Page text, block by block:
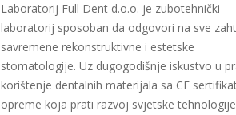
Laboratorij Full Dent d.o.o. je zubotehnički
laboratorij sposoban da odgovori na sve
savremene rekonstruktivne i estetske
stomatologije. Uz dugogodišnje iskustvo u
korištenje dentalnih materijala sa CE
opreme koja prati razvoj svjetske